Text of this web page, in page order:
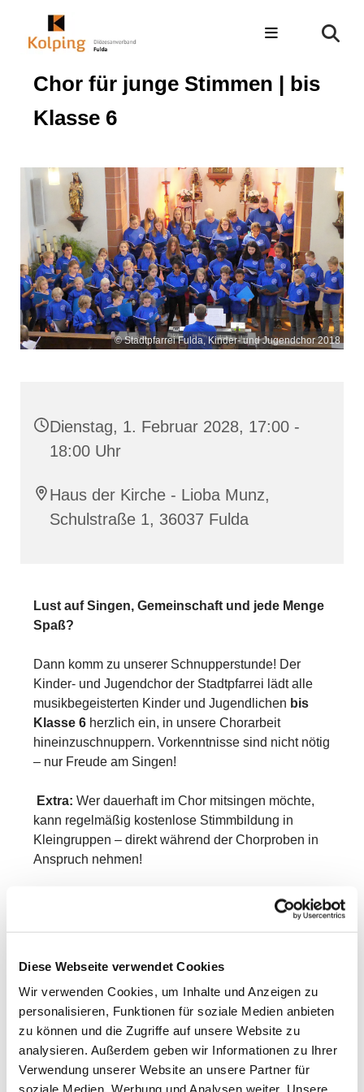
Diese Webseite verwendet Cookies
Wir verwenden Cookies, um Inhalte und Anzeigen zu
personalisieren, Funktionen für soziale Medien anbieten
zu können und die Zugriffe auf unsere Website zu
analysieren. Außerdem geben wir Informationen zu Ihrer
Verwendung unserer Website an unsere Partner für
soziale Medien, Werbung und Analysen weiter. Unsere
Chor für junge Stimmen | bis
Klasse 6
© Stadtpfarrei Fulda, Kinder- und Jugendchor 2018
Dienstag, 1. Februar 2028, 17:00 -
18:00 Uhr
Haus der Kirche - Lioba Munz,
Schulstraße 1, 36037 Fulda
Lust auf Singen, Gemeinschaft und jede Menge
Spaß?
Dann komm zu unserer Schnupperstunde! Der
Kinder- und Jugendchor der Stadtpfarrei lädt alle
musikbegeisterten Kinder und Jugendlichen bis
Klasse 6 herzlich ein, in unsere Chorarbeit
hineinzuschnuppern. Vorkenntnisse sind nicht nötig
– nur Freude am Singen!
Extra: Wer dauerhaft im Chor mitsingen möchte,
kann regelmäßig kostenlose Stimmbildung in
Kleingruppen – direkt während der Chorproben in
Anspruch nehmen!
Eine Anmeldung zur Schnupperstunde ist nicht
erforderlich. Einfach vorbeikommen und lossingen.
kostenfrei.
Weitere Infos bei Johannes Haubs unter 0661 - 500
Wir freuen uns auf Dich!